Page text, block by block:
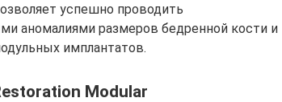
успешно проводить
аномалиями размеров бедренной кости и
имплантатов.
Modular